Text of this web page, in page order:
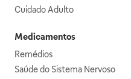
Cuidado Adulto
Medicamentos
Remédios
Saúde do Sistema Nervoso